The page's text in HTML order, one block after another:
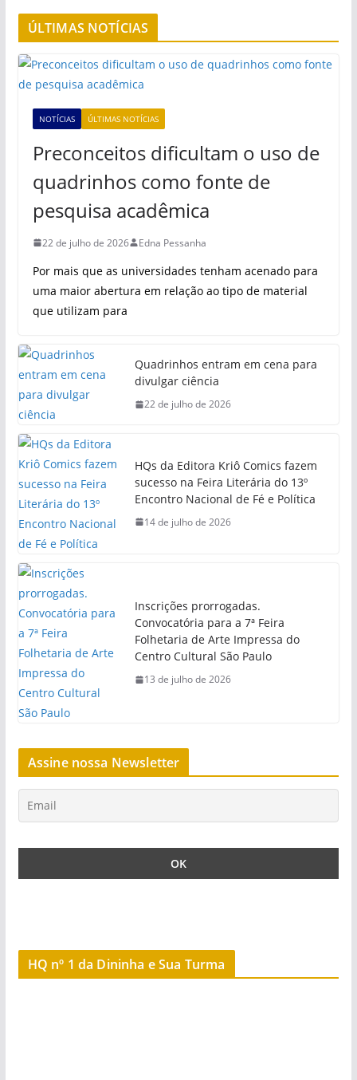
ÚLTIMAS NOTÍCIAS
NOTÍCIAS ÚLTIMAS NOTÍCIAS
Preconceitos dificultam o uso de
quadrinhos como fonte de
pesquisa acadêmica
22 de julho de 2026 Edna Pessanha
Por mais que as universidades tenham acenado para
uma maior abertura em relação ao tipo de material
que utilizam para
Quadrinhos entram em cena para
divulgar ciência
22 de julho de 2026
HQs da Editora Kriô Comics fazem
sucesso na Feira Literária do 13º
Encontro Nacional de Fé e Política
14 de julho de 2026
Inscrições prorrogadas.
Convocatória para a 7ª Feira
Folhetaria de Arte Impressa do
Centro Cultural São Paulo
13 de julho de 2026
Assine nossa Newsletter
HQ nº 1 da Dininha e Sua Turma